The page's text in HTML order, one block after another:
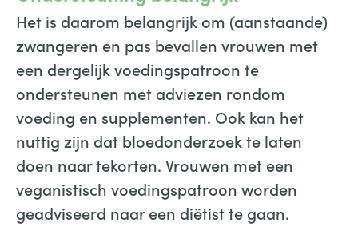
Het is daarom belangrijk om (aanstaande)
zwangeren en pas bevallen vrouwen met
een dergelijk voedingspatroon te
ondersteunen met adviezen rondom
voeding en supplementen. Ook kan het
nuttig zijn dat bloedonderzoek te laten
doen naar tekorten. Vrouwen met een
veganistisch voedingspatroon worden
geadviseerd naar een diëtist te gaan.